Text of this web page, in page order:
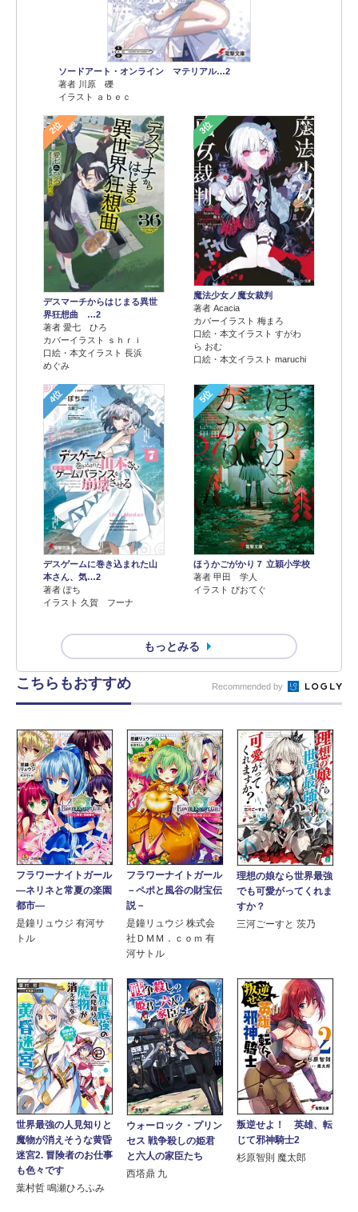
ソードアート・オンライン マテリアル…2
著者 川原 礫
イラスト ａｂｅｃ
2位
デスマーチからはじまる異世
界狂想曲 …2
著者 愛七 ひろ
カバーイラスト ｓｈｒｉ
口絵・本文イラスト 長浜
めぐみ
3位
魔法少女ノ魔女裁判
著者 Acacia
カバーイラスト 梅まろ
口絵・本文イラスト すがわ
ら おむ
口絵・本文イラスト maruchi
4位
デスゲームに巻き込まれた山
本さん、気…2
著者 ぽち
イラスト 久賀 フーナ
5位
ほうかごがかり７ 立穎小学校
著者 甲田 学人
イラスト ぴおてぐ
もっとみる
こちらもおすすめ Recommended by
フラワーナイトガール
―ネリネと常夏の楽園
都市―
是鐘リュウジ 有河サ
トル
フラワーナイトガール
－ペポと風谷の財宝伝
説－
是鐘リュウジ 株式会
社ＤＭＭ．ｃｏｍ 有
河サトル
理想の娘なら世界最強
でも可愛がってくれま
すか？
三河ごーすと 茨乃
世界最強の人見知りと
魔物が消えそうな黄昏
迷宮2. 冒険者のお仕事
も色々です
葉村哲 鳴瀬ひろふみ
ウォーロック・プリン
セス 戦争殺しの姫君
と六人の家臣たち
西塔鼎 九
叛逆せよ！ 英雄、転
じて邪神騎士2
杉原智則 魔太郎